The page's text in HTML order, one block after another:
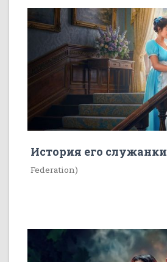
История его служанки
Federation)